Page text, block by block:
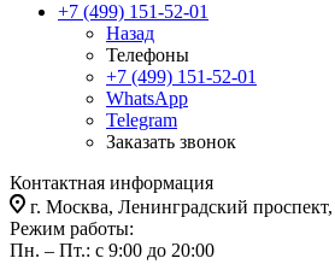
+7 (499) 151-52-01
Назад
Телефоны
+7 (499) 151-52-01
WhatsApp
Telegram
Заказать звонок
Контактная информация
г. Москва, Ленинградский
Режим работы:
Пн. – Пт.: с 9:00 до 20:00